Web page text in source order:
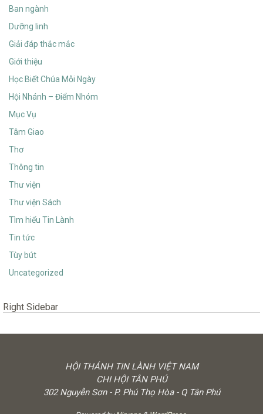
Ban ngành
Dưỡng linh
Giải đáp thắc mắc
Giới thiệu
Học Biết Chúa Mỗi Ngày
Hội Nhánh – Điểm Nhóm
Mục Vụ
Tâm Giao
Thơ
Thông tin
Thư viện
Thư viện Sách
Tìm hiểu Tin Lành
Tin tức
Tùy bút
Uncategorized
Right Sidebar
HỘI THÁNH TIN LÀNH VIỆT NAM
CHI HỘI TÂN PHÚ
302 Nguyễn Sơn - P. Phú Thọ Hòa - Q Tân Phú